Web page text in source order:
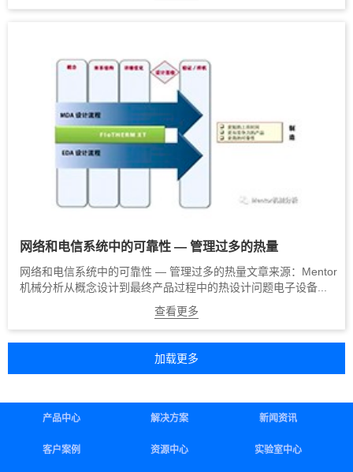
网络和电信系统中的可靠性 — 管理过多的热量
网络和电信系统中的可靠性 — 管理过多的热量文章来源：Mentor
机械分析从概念设计到最终产品过程中的热设计问题电子设备...
查看更多
产品中心 解决方案 新闻资讯
客户案例 资源中心 实验室中心